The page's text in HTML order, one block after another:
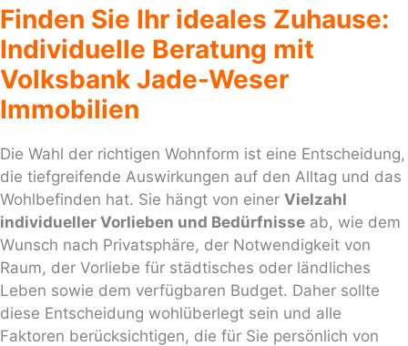
Finden Sie Ihr ideales Zuhause:
Individuelle Beratung mit
Volksbank Jade-Weser
Immobilien
Die Wahl der richtigen Wohnform ist eine Entscheidung,
die tiefgreifende Auswirkungen auf den Alltag und das
Wohlbefinden hat. Sie hängt von einer Vielzahl
individueller Vorlieben und Bedürfnisse ab, wie dem
Wunsch nach Privatsphäre, der Notwendigkeit von
Raum, der Vorliebe für städtisches oder ländliches
Leben sowie dem verfügbaren Budget. Daher sollte
diese Entscheidung wohlüberlegt sein und alle
Faktoren berücksichtigen, die für Sie persönlich von